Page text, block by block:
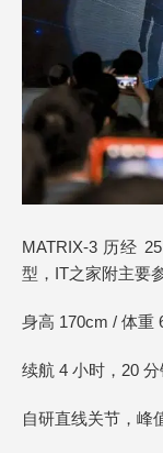
MATRIX-3 历经
型，IT之家附主要
身高 170cm / 体重
续航 4 小时，20
自研直线关节，峰